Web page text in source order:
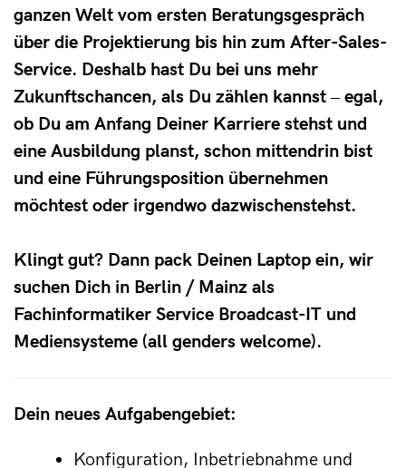
ganzen Welt vom ersten Beratungsgespräch
über die Projektierung bis hin zum After-Sales-
Service. Deshalb hast Du bei uns mehr
Zukunftschancen, als Du zählen kannst ‒ egal,
ob Du am Anfang Deiner Karriere stehst und
eine Ausbildung planst, schon mittendrin bist
und eine Führungsposition übernehmen
möchtest oder irgendwo dazwischenstehst.
Klingt gut? Dann pack Deinen Laptop ein, wir
suchen Dich in Berlin / Mainz als
Fachinformatiker Service Broadcast-IT und
Mediensysteme (all genders welcome).
Dein neues Aufgabengebiet:
Konfiguration, Inbetriebnahme und